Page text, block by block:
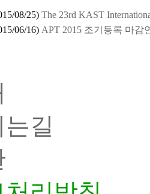
08/25) The 23rd KAST
06/16) APT 2015 조기등록 마감
길